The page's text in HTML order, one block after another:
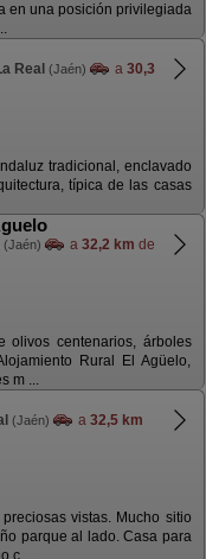
en una posición privilegiada
Real (Jaén) a 30,3
tradicional, enclavado
típica de las casas
(Jaén) a 32,2 km de
centenarios, árboles
Rural El Agüelo,
m ...
(Jaén) a 32,5 km
vistas. Mucho sitio
parque al lado. Casa para